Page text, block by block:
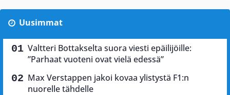
Uusimmat
Valtteri Bottakselta suora viesti epäilijöille:
”Parhaat vuoteni ovat vielä edessä”
Max Verstappen jakoi kovaa ylistystä F1:n
nuorelle tähdelle